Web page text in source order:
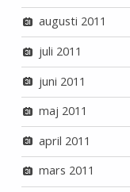
augusti 2011
juli 2011
juni 2011
maj 2011
april 2011
mars 2011